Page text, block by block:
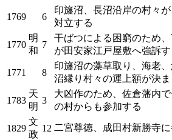
1769
明
和
6
印旛沼、長沼沿岸の村々
対立する
1770 7
干ばつによる困窮のため
が田安家江戸屋敷へ強訴す
1771 8
印旛沼の藻草取り、海老、
沼縁り村々の運上額が決ま
1783
天
明
3
大凶作のため、佐倉藩内
の村からも参加する
1829
文
政
12 二宮尊徳、成田村新勝寺